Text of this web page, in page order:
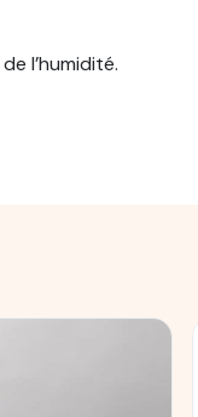
l’humidité.